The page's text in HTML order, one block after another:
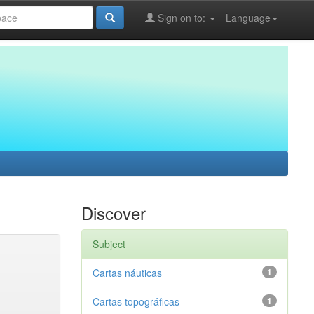
Language
Sign on to:
Discover
Subject
1
Cartas náuticas
1
Cartas topográficas